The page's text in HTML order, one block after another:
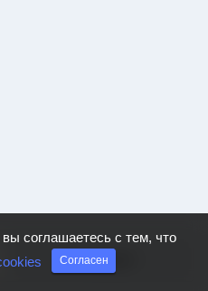
Регистрация
соглашаетесь с тем, что
Согласен